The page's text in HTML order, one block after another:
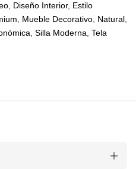
Diseño Interior, Estilo
Mueble Decorativo Natural
Silla Moderna Tela